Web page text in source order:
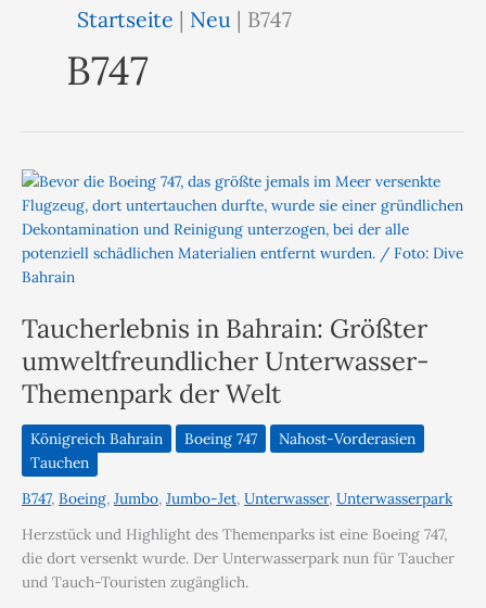
Startseite | Neu | B747
B747
Taucherlebnis in Bahrain: Größter
umweltfreundlicher Unterwasser-
Themenpark der Welt
Königreich Bahrain Boeing 747
Nahost-Vorderasien
Tauchen
B747, Boeing, Jumbo, Jumbo-Jet, Unterwasser, Unterwasserpark
Herzstück und Highlight des Themenparks ist eine Boeing 747,
die dort versenkt wurde. Der Unterwasserpark nun für Taucher
und Tauch-Touristen zugänglich.